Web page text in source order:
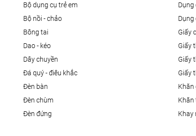
bộ dụng cụ trẻ em
bộ nồi - chảo
bông tai
dao - kéo
dây chuyền
đá quý - điêu khắc
đèn bàn
đèn chùm
đèn đứng
giấy
giấy
giấy